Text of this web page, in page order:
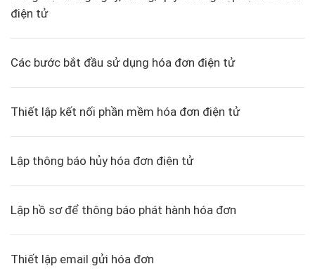
điện tử
Các bước bắt đầu sử dụng hóa đơn điện tử
Thiết lập kết nối phần mềm hóa đơn điện tử
Lập thông báo hủy hóa đơn điện tử
Lập hồ sơ để thông báo phát hành hóa đơn
Thiết lập email gửi hóa đơn